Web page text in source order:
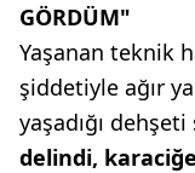
GÖRDÜM"
Yaşanan teknik
şiddetiyle ağır
yaşadığı
delindi,